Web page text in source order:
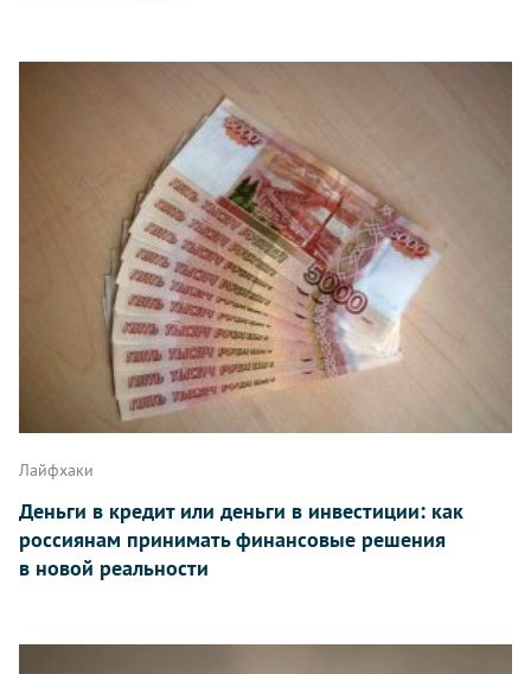
Лайфхаки
Деньги в кредит или деньги в инвестиции: как
россиянам принимать финансовые решения
в новой реальности